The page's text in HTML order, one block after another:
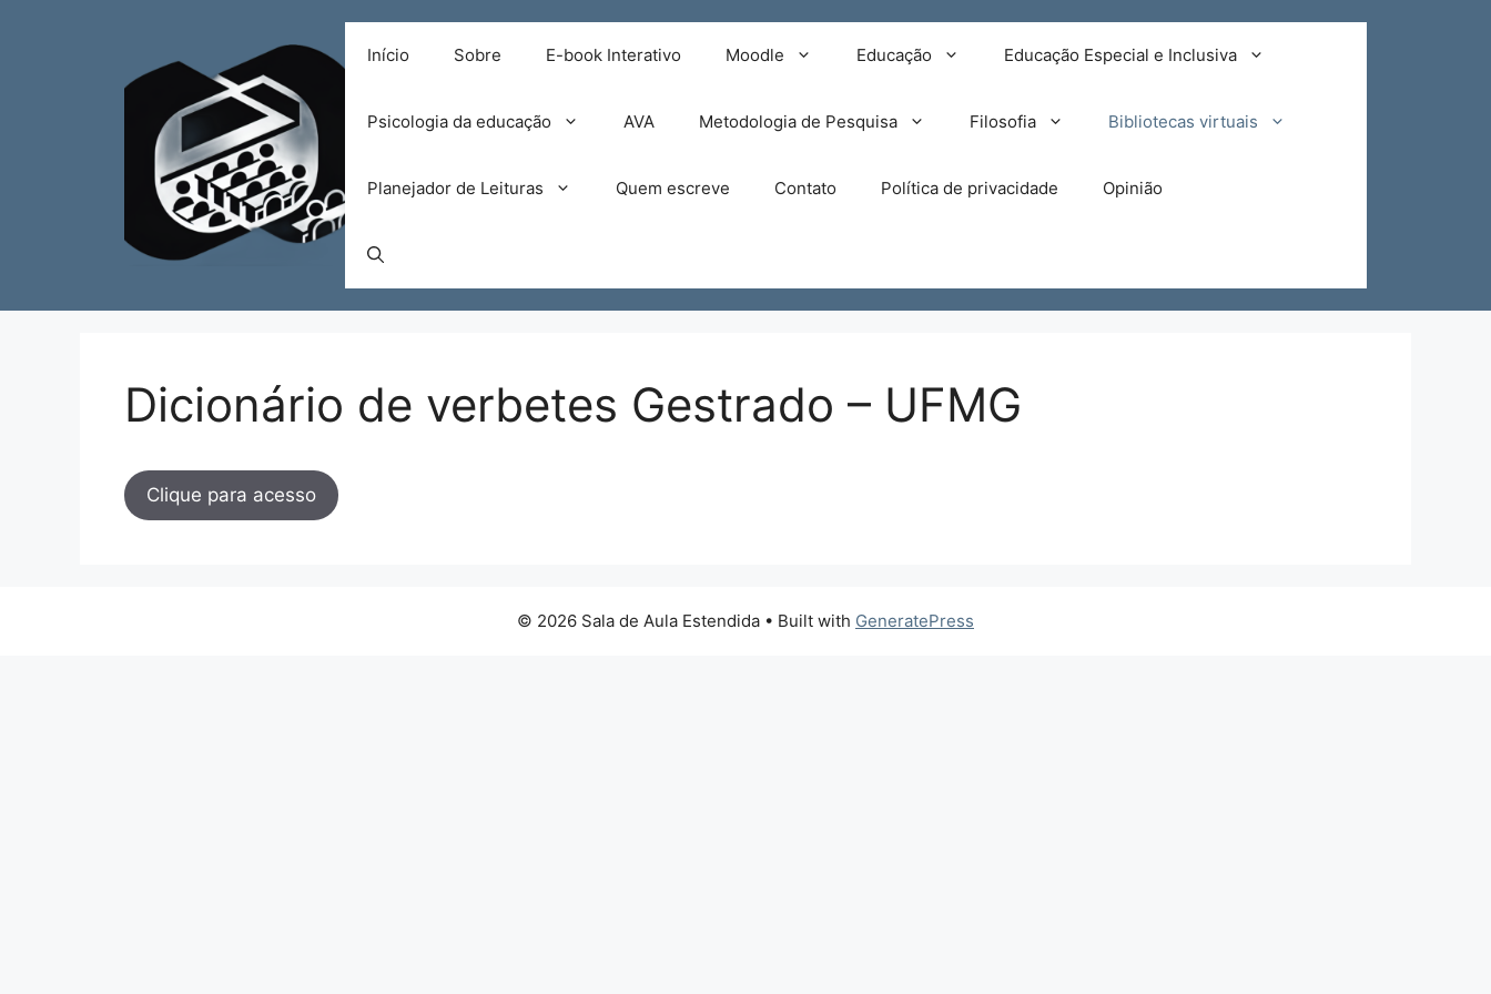
Início Sobre E-book Interativo Moodle Educação Educação Especial e Inclusiva
Psicologia da educação AVA Metodologia de Pesquisa Filosofia Bibliotecas virtuais
Planejador de Leituras Quem escreve Contato Política de privacidade Opinião
Dicionário de verbetes Gestrado – UFMG
Clique para acesso
© 2026 Sala de Aula Estendida • Built with GeneratePress